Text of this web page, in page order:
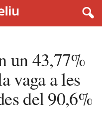
un 43,77%
vaga a les
del 90,6%